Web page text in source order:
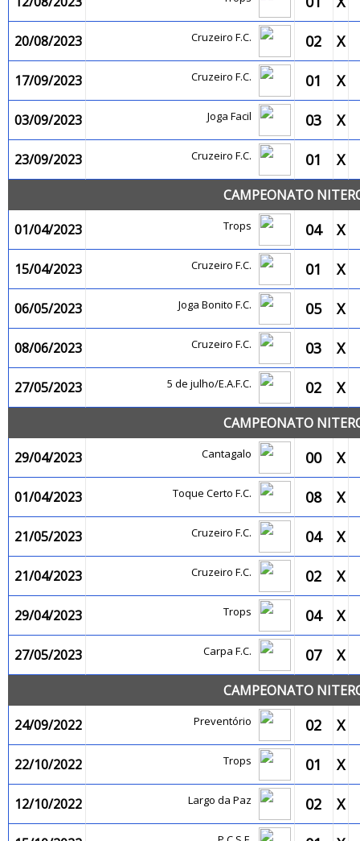
20/08/2023 Cruzeiro F.C. 02 X
17/09/2023 Cruzeiro F.C. 01 X
03/09/2023 Joga Facil 03 X
23/09/2023 Cruzeiro F.C. 01 X
CAMPEONATO
01/04/2023
Trops 04 X
15/04/2023 Cruzeiro F.C. 01 X
06/05/2023 Joga Bonito F.C. 05 X
08/06/2023 Cruzeiro F.C. 03 X
27/05/2023 5 de julho/E.A.F.C. 02 X
CAMPEONATO
29/04/2023
Cantagalo 00 X
01/04/2023 Toque Certo F.C. 08 X
21/05/2023 Cruzeiro F.C. 04 X
21/04/2023 Cruzeiro F.C. 02 X
29/04/2023 Trops 04 X
27/05/2023 Carpa F.C. 07 X
CAMPEONATO
24/09/2022
Preventório 02 X
22/10/2022 Trops 01 X
12/10/2022 Largo da Paz 02 X